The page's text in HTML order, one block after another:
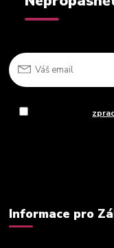
Informace pro